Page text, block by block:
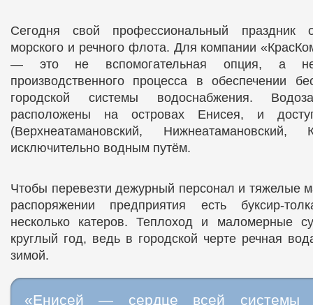
Сегодня свой профессиональный праздник
морского и речного флота. Для компании
— это не вспомогательная опция, а
производственного процесса в обеспечении
городской системы водоснабжения.
расположены на островах Енисея, и
(Верхнеатамановский, Нижнеатамановский,
исключительно водным путём.
Чтобы перевезти дежурный персонал и тяжелые
распоряжении предприятия есть
несколько катеров. Теплоход и маломерные
круглый год, ведь в городской черте речная
зимой.
«Енисей — сердце всей системы